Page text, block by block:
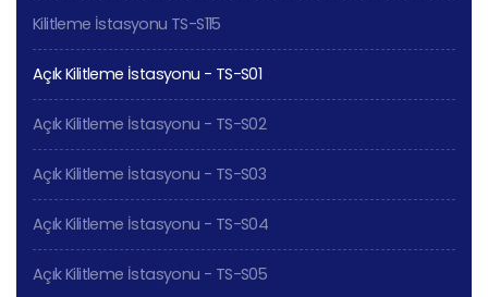
Kilitleme İstasyonu TS-S115
Açık Kilitleme İstasyonu - TS-S01
Açık Kilitleme İstasyonu - TS-S02
Açık Kilitleme İstasyonu - TS-S03
Açık Kilitleme İstasyonu - TS-S04
Açık Kilitleme İstasyonu - TS-S05